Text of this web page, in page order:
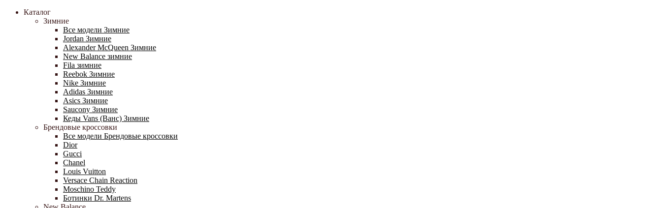
Каталог
Зимние
Все модели Зимние
Jordan Зимние
Alexander McQueen Зимние
New Balance зимние
Fila зимние
Reebok Зимние
Nike Зимние
Adidas Зимние
Asics Зимние
Saucony Зимние
Кеды Vans (Ванс) Зимние
Брендовые кроссовки
Все модели Брендовые кроссовки
Dior
Gucci
Chanel
Louis Vuitton
Versace Chain Reaction
Moschino Teddy
Ботинки Dr. Martens